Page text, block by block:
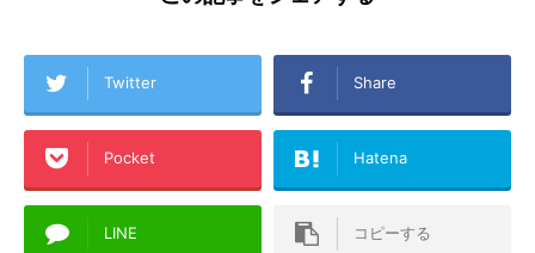
Twitter Share
Pocket Hatena
LINE コピーする